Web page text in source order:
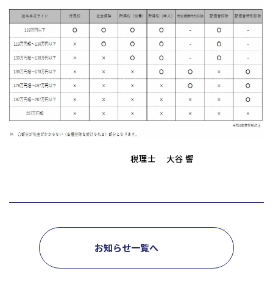
企業情報
企業理念 グループ概要
グループの強み
グループ企業一覧
税理士 大谷 響
お知らせ一覧へ